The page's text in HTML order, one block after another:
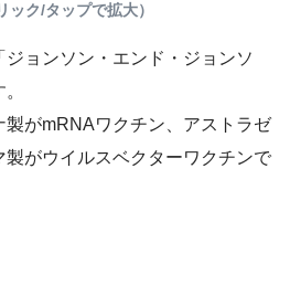
ック/タップで拡大）
ョンソン・エンド・ジョンソ
がmRNAワクチン、アストラゼ
がウイルスベクターワクチンで